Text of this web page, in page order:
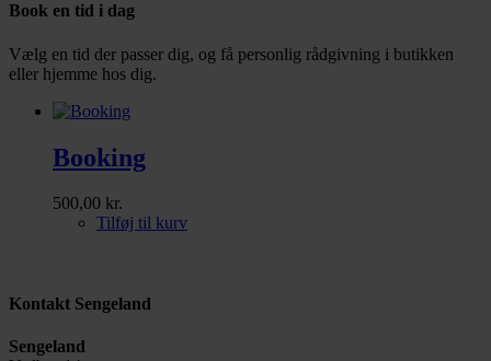
Book en tid i dag
Vælg en tid der passer dig, og få personlig rådgivning i butikken
eller hjemme hos dig.
Booking
500,00 kr.
Tilføj til kurv
Kontakt Sengeland
Sengeland